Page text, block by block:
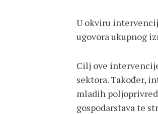
U okviru
ugovora ukupnog
Cilj ove
sektora. Također,
mladih
gospodarstava te